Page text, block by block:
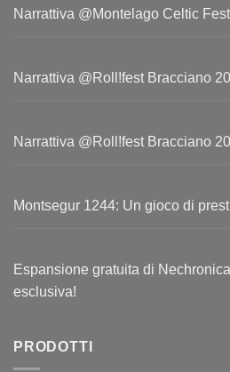
Narrattiva @Montelago Celtic
Narrattiva @Roll!fest Bracciano
Narrattiva @Roll!fest Bracciano
Montsegur 1244: Un gioco di
Espansione gratuita di
esclusiva!
PRODOTTI